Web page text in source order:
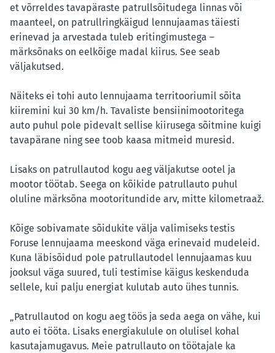
et võrreldes tavapäraste patrullsõitudega linnas või
maanteel, on patrullringkäigud lennujaamas täiesti
erinevad ja arvestada tuleb eritingimustega –
märksõnaks on eelkõige madal kiirus. See seab
väljakutsed.
Näiteks ei tohi auto lennujaama territooriumil sõita
kiiremini kui 30 km/h. Tavaliste bensiinimootoritega
auto puhul pole pidevalt sellise kiirusega sõitmine kuigi
tavapärane ning see toob kaasa mitmeid muresid.
Lisaks on patrullautod kogu aeg väljakutse ootel ja
mootor töötab. Seega on kõikide patrullauto puhul
oluline märksõna mootoritundide arv, mitte kilometraaž.
Kõige sobivamate sõidukite välja valimiseks testis
Foruse lennujaama meeskond väga erinevaid mudeleid.
Kuna läbisõidud pole patrullautodel lennujaamas kuu
jooksul väga suured, tuli testimise käigus keskenduda
sellele, kui palju energiat kulutab auto ühes tunnis.
„Patrullautod on kogu aeg töös ja seda aega on vähe, kui
auto ei tööta. Lisaks energiakulule on olulisel kohal
kasutajamugavus. Meie patrullauto on töötajale ka